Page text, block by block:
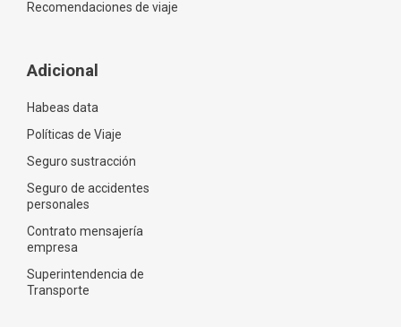
Recomendaciones de viaje
Adicional
Habeas data
Políticas de Viaje
Seguro sustracción
Seguro de accidentes
personales
Contrato mensajería
empresa
Superintendencia de
Transporte